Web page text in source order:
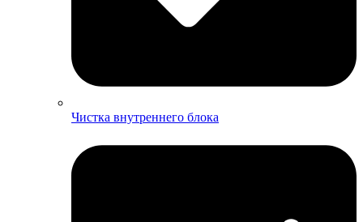
Чистка внутреннего блока